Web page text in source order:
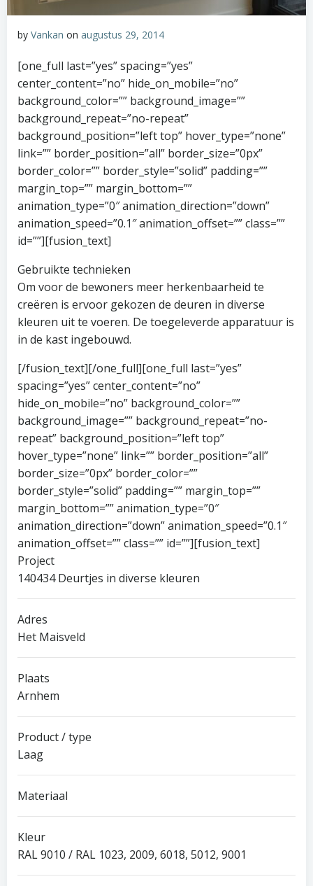
by Vankan on augustus 29, 2014
[one_full last=”yes” spacing=”yes”
center_content=”no” hide_on_mobile=”no”
background_color=”” background_image=””
background_repeat=”no-repeat”
background_position=”left top” hover_type=”none”
link=”” border_position=”all” border_size=”0px”
border_color=”” border_style=”solid” padding=””
margin_top=”” margin_bottom=””
animation_type=”0″ animation_direction=”down”
animation_speed=”0.1″ animation_offset=”” class=””
id=””][fusion_text]
Gebruikte technieken
Om voor de bewoners meer herkenbaarheid te
creëren is ervoor gekozen de deuren in diverse
kleuren uit te voeren. De toegeleverde apparatuur is
in de kast ingebouwd.
[/fusion_text][/one_full][one_full last=”yes”
spacing=”yes” center_content=”no”
hide_on_mobile=”no” background_color=””
background_image=”” background_repeat=”no-
repeat” background_position=”left top”
hover_type=”none” link=”” border_position=”all”
border_size=”0px” border_color=””
border_style=”solid” padding=”” margin_top=””
margin_bottom=”” animation_type=”0″
animation_direction=”down” animation_speed=”0.1″
animation_offset=”” class=”” id=””][fusion_text]
Project
140434 Deurtjes in diverse kleuren
Adres
Het Maisveld
Plaats
Arnhem
Product / type
Laag
Materiaal
Kleur
RAL 9010 / RAL 1023, 2009, 6018, 5012, 9001